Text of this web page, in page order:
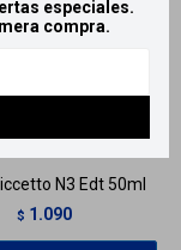
especiales.
compra.
N3 Edt 50ml
$ 1.090